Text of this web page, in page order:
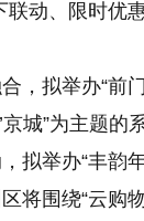
动、限时优
，拟举办“前
城”为主题的
拟举办“丰韵
将围绕“云